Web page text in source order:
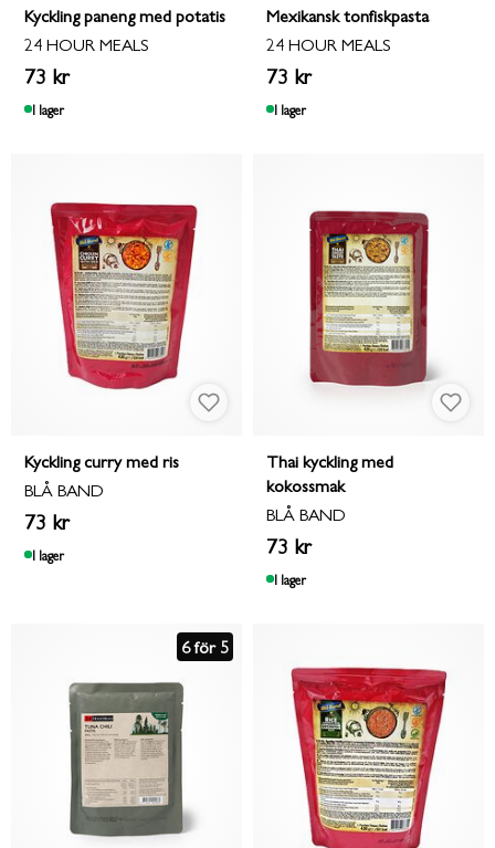
Kyckling paneng med potatis
24 HOUR MEALS
73 kr
I lager
Mexikansk tonfiskpasta
24 HOUR MEALS
73 kr
I lager
Kyckling curry med ris
BLÅ BAND
73 kr
I lager
Thai kyckling med
kokossmak
BLÅ BAND
73 kr
I lager
6 för 5